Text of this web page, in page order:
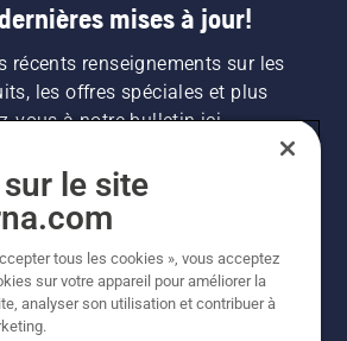
mises à jour!
récents renseignements sur les
les offres spéciales et plus
vous à notre bulletin ici.
À LA NEWSLETTER
le site
tous les cookies », vous acceptez
sur votre appareil pour améliorer la
analyser son utilisation et contribuer à